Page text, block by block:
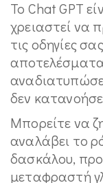
Το Chat GPT
χρειαστεί να
τις οδηγίες
δεν
Μπορείτε να
αναλάβει το
δασκάλου,
μεταφραστή